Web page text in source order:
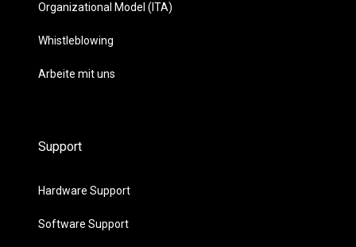
Organizational Model (ITA)
Whistleblowing
Arbeite mit uns
Support
Hardware Support
Software Support